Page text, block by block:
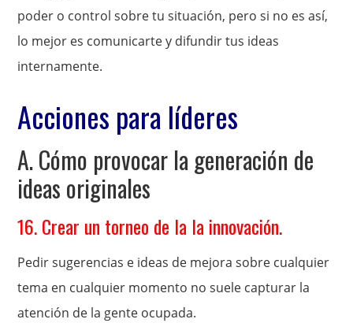
poder o control sobre tu situación, pero si no es así,
lo mejor es comunicarte y difundir tus ideas
internamente.
Acciones para líderes
A. Cómo provocar la generación de
ideas originales
16. Crear un torneo de la la innovación.
Pedir sugerencias e ideas de mejora sobre cualquier
tema en cualquier momento no suele capturar la
atención de la gente ocupada.